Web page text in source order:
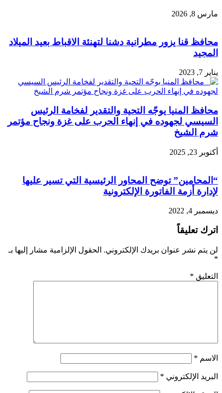
مارس 8, 2026
محافظ قنا يزور مطرانية دشنا لتهنئة الاقباط بعيد الميلاد
المجيد
يناير 7, 2023
محافظ المنيا يوجّه التحية والتقدير لفخامة الرئيس
السيسي لجهوده في إنهاء الحرب على غزة ونجاح مؤتمر
شرم الشيخ
أكتوبر 23, 2025
“المحامين” توضح المحاور الرئيسية التي تسير عليها
لإدارة أزمة الفاتورة الإلكترونية
ديسمبر 4, 2022
اترك تعليقاً
لن يتم نشر عنوان بريدك الإلكتروني. الحقول الإلزامية مشار إليها بـ
*
التعليق *
الاسم *
البريد الإلكتروني *